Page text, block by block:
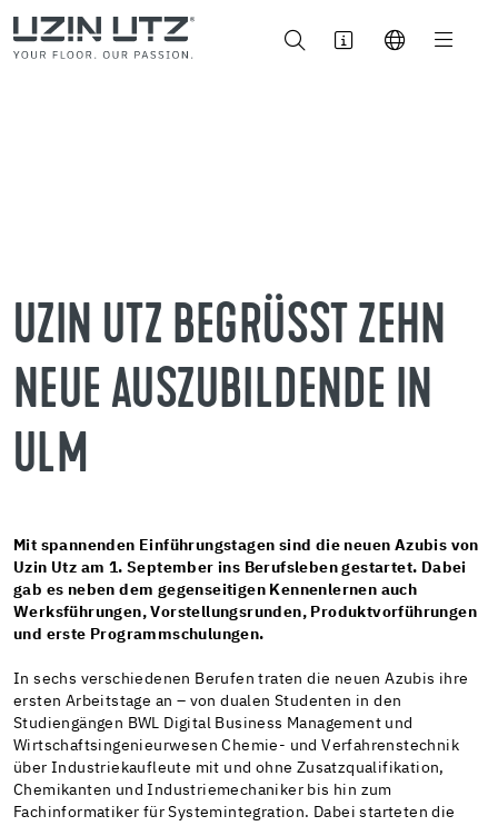
UZIN UTZ BEGRÜSST ZEHN N
EUE AUSZUBILDENDE IN U
LM
Mit spannenden Einführungstagen sind die neuen Azubis von
Uzin Utz am 1. September ins Berufsleben gestartet. Dabei
gab es neben dem gegenseitigen Kennenlernen auch
Werksführungen, Vorstellungsrunden, Produktvorführungen
und erste Programmschulungen.
In sechs verschiedenen Berufen traten die neuen Azubis ihre
ersten Arbeitstage an – von dualen Studenten in den
Studiengängen BWL Digital Business Management und
Wirtschaftsingenieurwesen Chemie- und Verfahrenstechnik
über Industriekaufleute mit und ohne Zusatzqualifikation,
Chemikanten und Industriemechaniker bis hin zum
Fachinformatiker für Systemintegration. Dabei starteten die